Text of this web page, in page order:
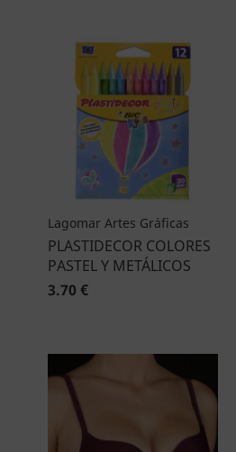
Lagomar Artes Gráficas
PLASTIDECOR COLORES
PASTEL Y METÁLICOS
3.70 €